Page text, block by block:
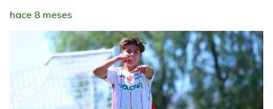
hace 8 meses